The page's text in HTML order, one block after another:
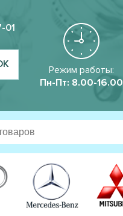
01
Режим работы:
Пн-Пт: 8.00-16.00